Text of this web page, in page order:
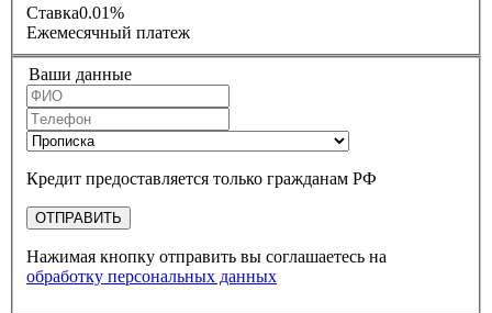
Ставка0.01%
Ежемесячный платеж
Ваши данные
Кредит предоставляется только гражданам РФ
ОТПРАВИТЬ
Нажимая кнопку отправить вы соглашаетесь на
обработку персональных данных